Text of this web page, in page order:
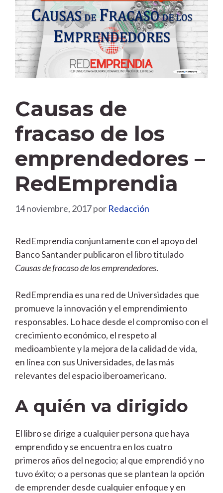
Causas de
fracaso de los
emprendedores –
RedEmprendia
14 noviembre, 2017por Redacción
RedEmprendia conjuntamente con el apoyo del
Banco Santander publicaron el libro titulado
Causas de fracaso de los emprendedores.
RedEmprendia es una red de Universidades que
promueve la innovación y el emprendimiento
responsables. Lo hace desde el compromiso con el
crecimiento económico, el respeto al
medioambiente y la mejora de la calidad de vida,
en línea con sus Universidades, de las más
relevantes del espacio iberoamericano.
A quién va dirigido
El libro se dirige a cualquier persona que haya
emprendido y se encuentra en los cuatro
primeros años del negocio; al que emprendió y no
tuvo éxito; o a personas que se plantean la opción
de emprender desde cualquier enfoque y en